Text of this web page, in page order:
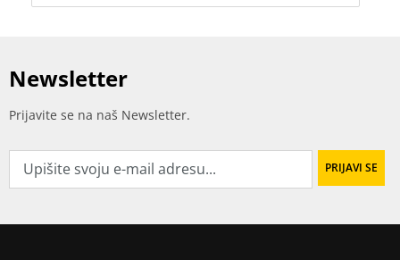
Newsletter
Prijavite se na naš Newsletter.